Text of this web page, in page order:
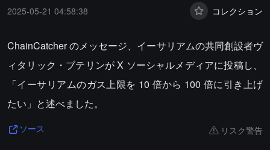
2025-05-21 04:58:38 コレクション
ChainCatcher のメッセージ、イーサリアムの共同創設者ヴ
ィタリック・ブテリンが X ソーシャルメディアに投稿し、
「イーサリアムのガス上限を 10 倍から 100 倍に引き上げ
たい」と述べました。
ソース リスク警告